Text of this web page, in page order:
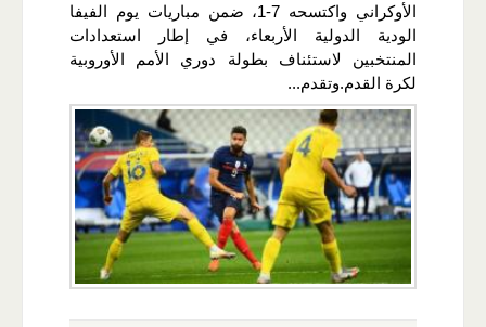
الأوكراني واكتسحه 7-1، ضمن مباريات يوم الفيفا
الودية الدولية الأربعاء، في إطار استعدادات
المنتخبين لاستئناف بطولة دوري الأمم الأوروبية
لكرة القدم.وتقدم...